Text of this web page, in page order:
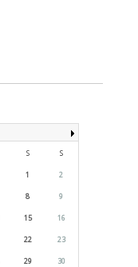
S S
1 2
8 9
15 16
22 23
29 30